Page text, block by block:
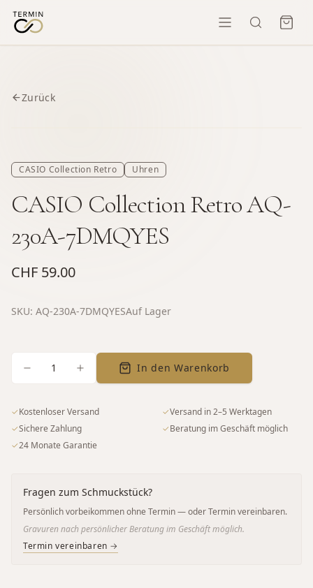
Zurück
CASIO Collection Retro Uhren
CASIO Collection Retro AQ-
230A-7DMQYES
CHF 59.00
SKU: AQ-230A-7DMQYESAuf Lager
1 In den Warenkorb
✓Kostenloser Versand ✓Versand in 2–5 Werktagen
✓Sichere Zahlung ✓Beratung im Geschäft möglich
✓24 Monate Garantie
Fragen zum Schmuckstück?
Persönlich vorbeikommen ohne Termin — oder Termin vereinbaren.
Gravuren nach persönlicher Beratung im Geschäft möglich.
Termin vereinbaren →